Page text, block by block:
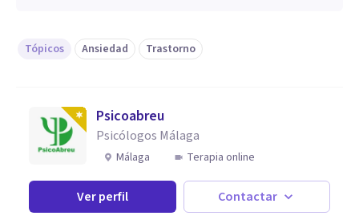
Tópicos Ansiedad Trastorno
Psicoabreu
Psicólogos Málaga
Málaga Terapia online
Ver perfil Contactar